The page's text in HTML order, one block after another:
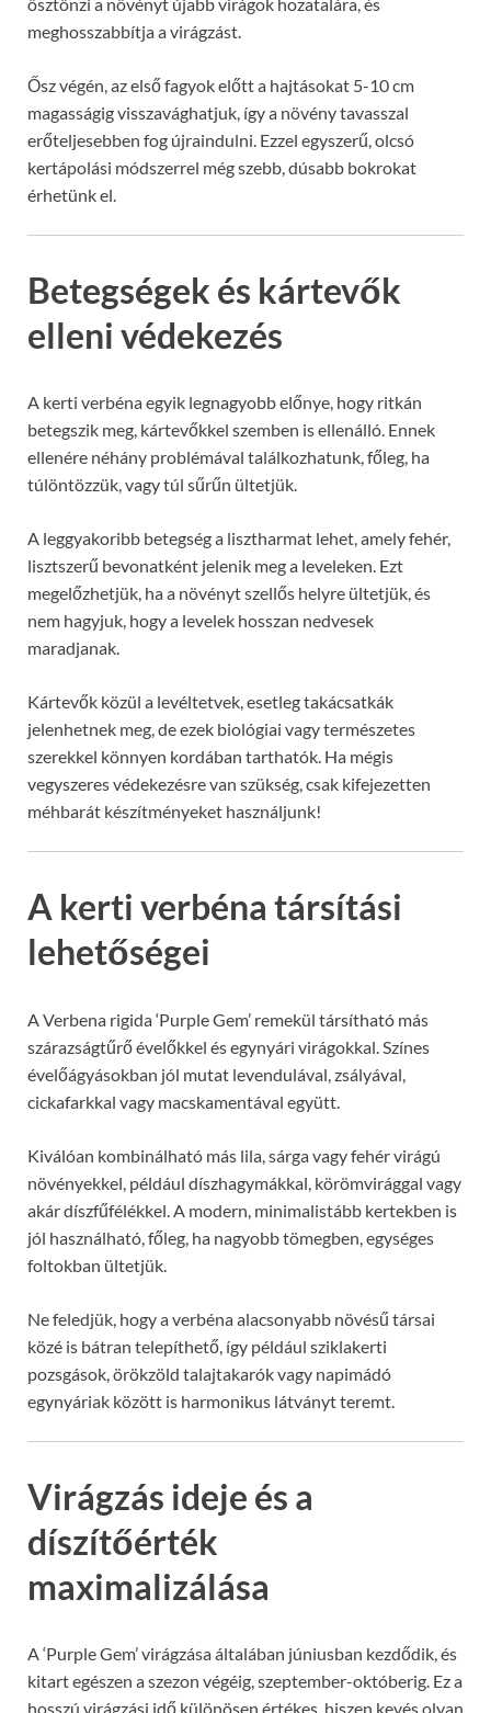
meghosszabbítja a virágzást.
Ősz végén, az első fagyok előtt a hajtásokat 5-10 cm
magasságig visszavághatjuk, így a növény tavasszal
erőteljesebben fog újraindulni. Ezzel egyszerű, olcsó
kertápolási módszerrel még szebb, dúsabb bokrokat
érhetünk el.
Betegségek és kártevők
elleni védekezés
A kerti verbéna egyik legnagyobb előnye, hogy ritkán
betegszik meg, kártevőkkel szemben is ellenálló. Ennek
ellenére néhány problémával találkozhatunk, főleg, ha
túlöntözzük, vagy túl sűrűn ültetjük.
A leggyakoribb betegség a lisztharmat lehet, amely fehér,
lisztszerű bevonatként jelenik meg a leveleken. Ezt
megelőzhetjük, ha a növényt szellős helyre ültetjük, és
nem hagyjuk, hogy a levelek hosszan nedvesek
maradjanak.
Kártevők közül a levéltetvek, esetleg takácsatkák
jelenhetnek meg, de ezek biológiai vagy természetes
szerekkel könnyen kordában tarthatók. Ha mégis
vegyszeres védekezésre van szükség, csak kifejezetten
méhbarát készítményeket használjunk!
A kerti verbéna társítási
lehetőségei
A Verbena rigida ‘Purple Gem’ remekül társítható más
szárazságtűrő évelőkkel és egynyári virágokkal. Színes
évelőágyásokban jól mutat levendulával, zsályával,
cickafarkkal vagy macskamentával együtt.
Kiválóan kombinálható más lila, sárga vagy fehér virágú
növényekkel, például díszhagymákkal, körömvirággal vagy
akár díszfűfélékkel. A modern, minimalistább kertekben is
jól használható, főleg, ha nagyobb tömegben, egységes
foltokban ültetjük.
Ne feledjük, hogy a verbéna alacsonyabb növésű társai
közé is bátran telepíthető, így például sziklakerti
pozsgások, örökzöld talajtakarók vagy napimádó
egynyáriak között is harmonikus látványt teremt.
Virágzás ideje és a
díszítőérték
maximalizálása
A ‘Purple Gem’ virágzása általában júniusban kezdődik, és
kitart egészen a szezon végéig, szeptember-októberig. Ez a
hosszú virágzási idő különösen értékes, hiszen kevés olyan